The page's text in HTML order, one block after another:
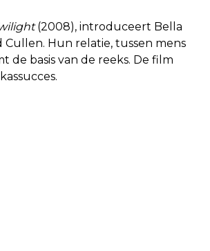
(2008), introduceert Bella
Cullen. Hun relatie, tussen mens
de basis van de reeks. De film